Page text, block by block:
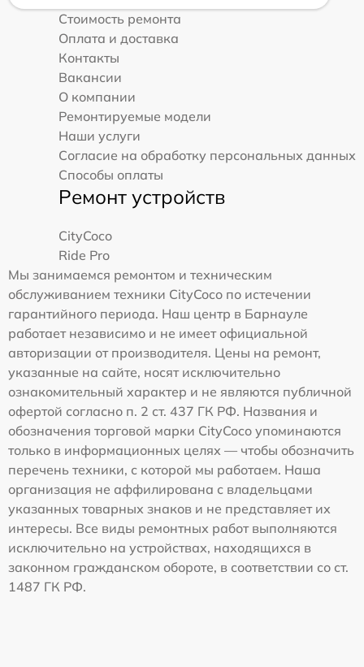
Стоимость ремонта
Оплата и доставка
Контакты
Вакансии
О компании
Ремонтируемые модели
Наши услуги
Согласие на обработку персональных данных
Способы оплаты
Ремонт устройств
CityCoco
Ride Pro
Мы занимаемся ремонтом и техническим
обслуживанием техники CityCoco по истечении
гарантийного периода. Наш центр в Барнауле
работает независимо и не имеет официальной
авторизации от производителя. Цены на ремонт,
указанные на сайте, носят исключительно
ознакомительный характер и не являются публичной
офертой согласно п. 2 ст. 437 ГК РФ. Названия и
обозначения торговой марки CityCoco упоминаются
только в информационных целях — чтобы обозначить
перечень техники, с которой мы работаем. Наша
организация не аффилирована с владельцами
указанных товарных знаков и не представляет их
интересы. Все виды ремонтных работ выполняются
исключительно на устройствах, находящихся в
законном гражданском обороте, в соответствии со ст.
1487 ГК РФ.